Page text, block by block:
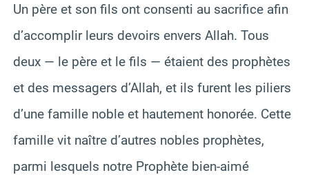
Un père et son fils ont consenti au sacrifice afin
d’accomplir leurs devoirs envers Allah. Tous
deux — le père et le fils — étaient des prophètes
et des messagers d’Allah, et ils furent les piliers
d’une famille noble et hautement honorée. Cette
famille vit naître d’autres nobles prophètes,
parmi lesquels notre Prophète bien-aimé